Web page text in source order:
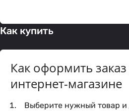
Как купить
Как оформить
интернет-магазине
Выберите нужный товар и